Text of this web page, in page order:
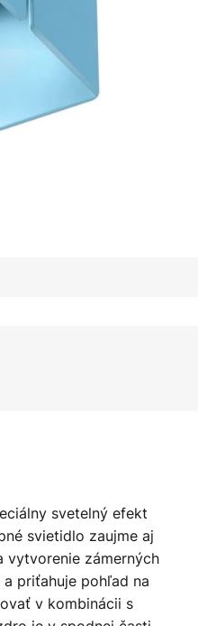
svetelný efekt
svietidlo zaujme aj
zámerných
priťahuje pohľad na
v kombinácii s